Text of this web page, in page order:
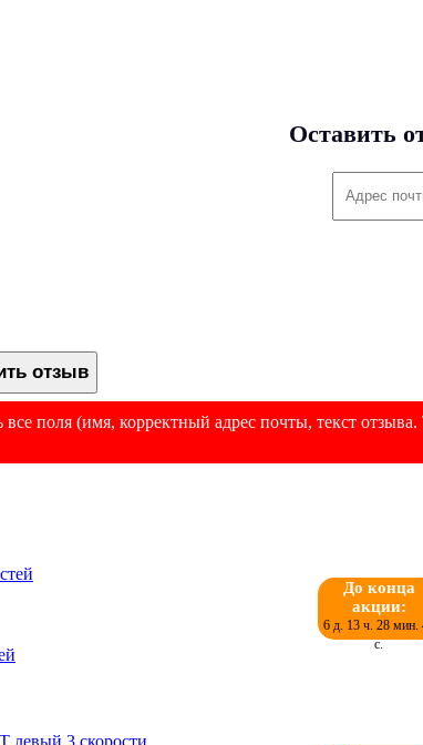
Оставить
отзыв
поля (имя, корректный адрес почты, текст
До конца
акции:
6 д. 13 ч. 28 мин.
с.